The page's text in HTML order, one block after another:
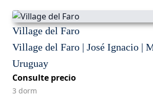
Village del Faro
Village del Faro | José Ignacio |
Uruguay
Consulte precio
3 dorm